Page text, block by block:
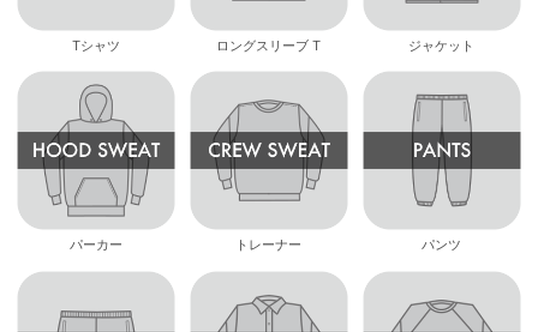
Tシャツ ロングスリーブ T ジャケット
パーカー トレーナー パンツ